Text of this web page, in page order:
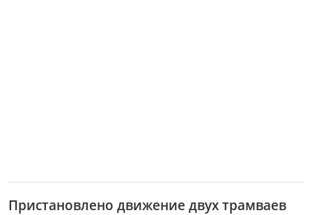
Пристановлено движение двух трамваев